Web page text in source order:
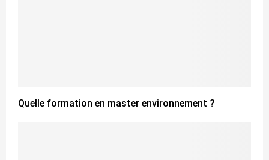
Quelle formation en master environnement ?